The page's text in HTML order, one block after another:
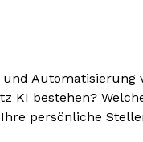
KI bestehen?
persönliche